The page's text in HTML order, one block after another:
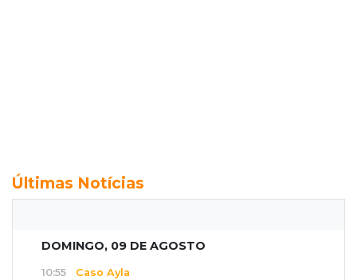
Últimas Notícias
DOMINGO, 09 DE AGOSTO
10:55 Caso Ayla